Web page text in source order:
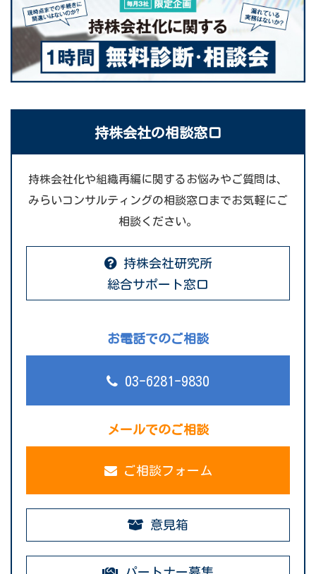
持株会社の相談窓口
持株会社化や組織再編に関するお悩みやご質問は、
みらいコンサルティングの相談窓口までお気軽にご
相談ください。
持株会社研究所
総合サポート窓口
お電話でのご相談
03-6281-9830
メールでのご相談
ご相談フォーム
意見箱